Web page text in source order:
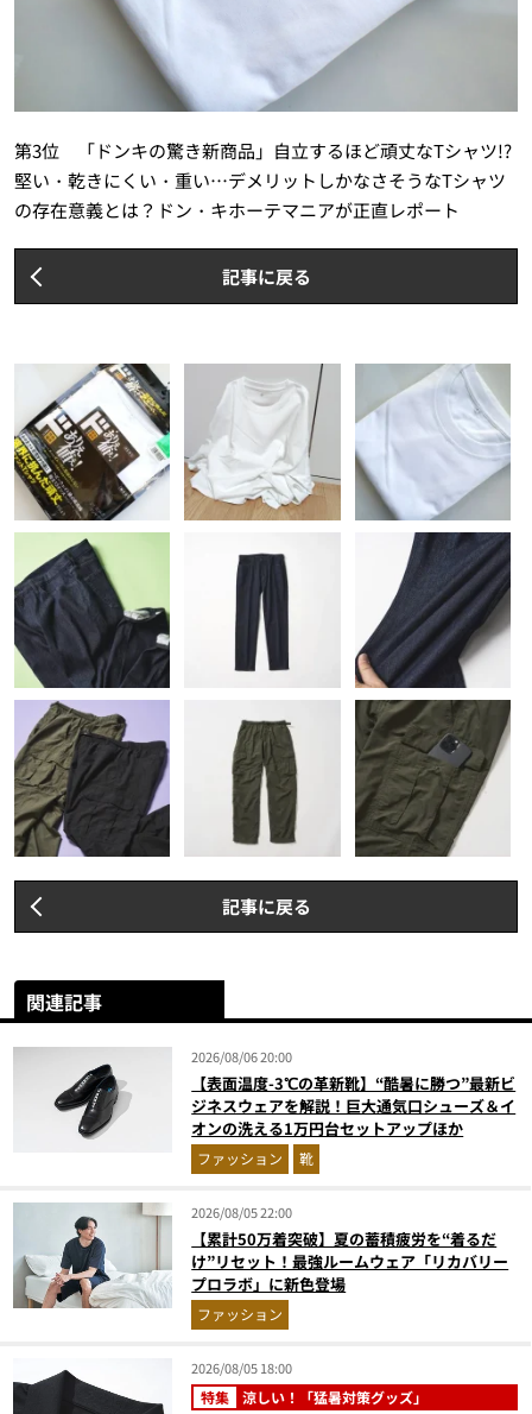
第3位 「ドンキの驚き新商品」自立するほど頑丈なTシャツ!?
堅い・乾きにくい・重い…デメリットしかなさそうなTシャツ
の存在意義とは？ドン・キホーテマニアが正直レポート
記事に戻る
記事に戻る
関連記事
2026/08/06 20:00
【表面温度-3℃の革新靴】“酷暑に勝つ”最新ビ
ジネスウェアを解説！巨大通気口シューズ＆イ
オンの洗える1万円台セットアップほか
ファッション 靴
2026/08/05 22:00
【累計50万着突破】夏の蓄積疲労を“着るだ
け”リセット！最強ルームウェア「リカバリー
プロラボ」に新色登場
ファッション
2026/08/05 18:00
特集 涼しい！「猛暑対策グッズ」